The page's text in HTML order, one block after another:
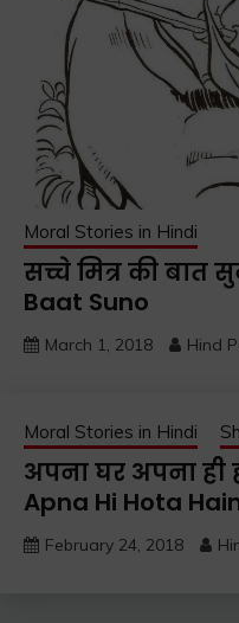
Moral Stories in Hindi
सच्चे मित्र की बात
Baat Suno
March 1, 2018 Hind
Moral Stories in Hindi
अपना घर अपना ही
Apna Hi Hota
February 24, 2018